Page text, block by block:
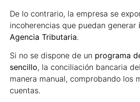
De lo contrario, la empresa se
incoherencias que puedan generar
Agencia Tributaria.
Si no se dispone de un programa
sencillo, la conciliación bancaria
manera manual, comprobando los
cuentas.